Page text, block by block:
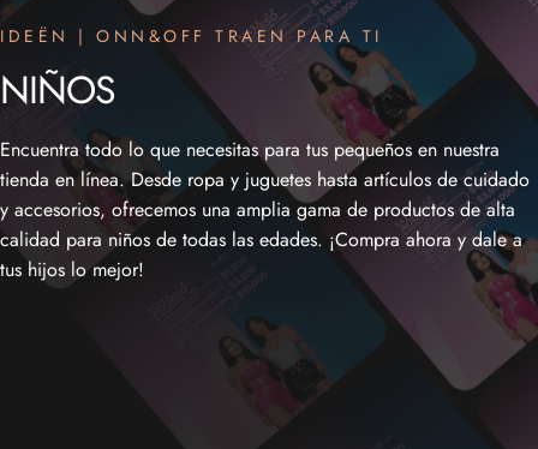
IDEËN | ONN&OFF TRAEN PARA TI
NIÑOS
Encuentra todo lo que necesitas para tus pequeños en nuestra
tienda en línea. Desde ropa y juguetes hasta artículos de cuidado
y accesorios, ofrecemos una amplia gama de productos de alta
calidad para niños de todas las edades. ¡Compra ahora y dale a
tus hijos lo mejor!